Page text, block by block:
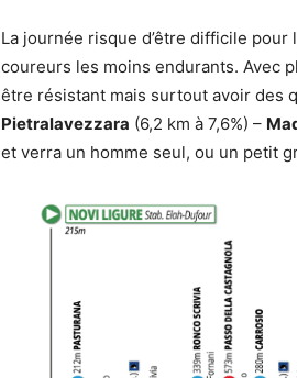
La journée risque d’être difficile
coureurs les moins endurants. Avec
être résistant mais surtout avoir des
Pietralavezzara (6,2 km à 7,6%) –
et verra un homme seul, ou un petit